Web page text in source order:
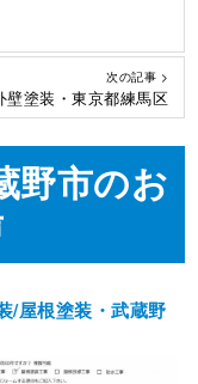
次の記事 >
壁塗装・東京都練馬区
野市のお
/屋根塗装・武蔵野